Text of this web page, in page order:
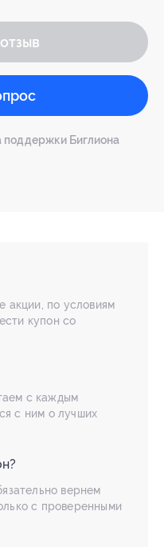
Биглиона
акции, по условиям
купон со
с каждым
с ним о лучших
вернем
с проверенными